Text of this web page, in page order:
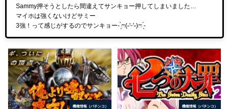
Sammy押そうとしたら間違えてサンキョー押してしまいました…
マイホは強くないけどサミー
3強！って感じがするのでサンキョー- ̗̀ෆ(˶'ᵕ'˶)ෆ ̖́-
機種情報（パチンコ） 機種情報（パチンコ）